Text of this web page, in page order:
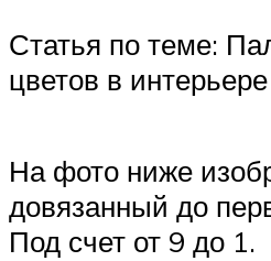
Статья по теме:
цветов в
На фото ниже
довязанный до
Под счет от 9 до 1.